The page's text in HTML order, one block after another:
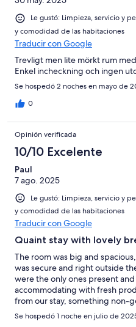
Le gustó: Limpieza, servicio y
y comodidad de las habitaciones
Traducir con Google
Trevligt men lite mörkt rum
Enkel incheckning och ingen
Se hospedó 2 noches en mayo de
0
Opinión verificada
10/10 Excelente
Paul
7 ago. 2025
Le gustó: Limpieza, servicio y
y comodidad de las habitaciones
Traducir con Google
Quaint stay with lovely
The room was big and
was secure and right outside
were the only ones present
accommodating with fresh
from our stay, something non-
Se hospedó 1 noche en julio de